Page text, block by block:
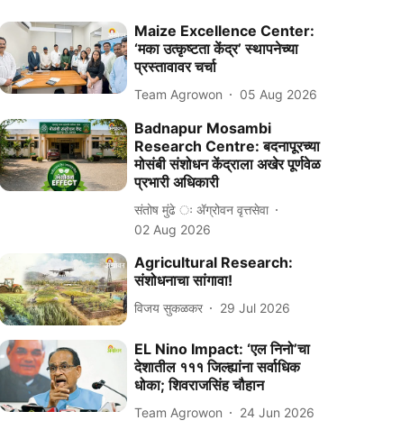
Maize Excellence Center:
‘मका उत्कृष्टता केंद्र’ स्थापनेच्या
प्रस्तावावर चर्चा
Team Agrowon 05 Aug 2026
Badnapur Mosambi
Research Centre: बदनापूरच्या
मोसंबी संशोधन केंद्राला अखेर पूर्णवेळ
प्रभारी अधिकारी
संतोष मुंढे ः ॲग्रोवन वृत्तसेवा
02 Aug 2026
Agricultural Research:
संशोधनाचा सांगावा!
विजय सुकळकर 29 Jul 2026
EL Nino Impact: ‘एल निनो’चा
देशातील १११ जिल्ह्यांना सर्वाधिक
धोका; शिवराजसिंह चौहान
Team Agrowon 24 Jun 2026